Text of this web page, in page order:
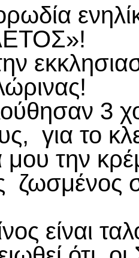
3
για το
μου την
είναι